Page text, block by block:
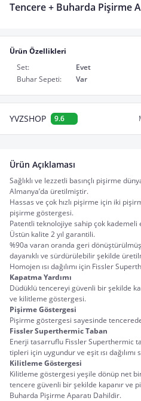
Tencere + Buharda Pişirme
Ürün Özellikleri
Set:
Evet
Buhar Sepeti:
Var
YVZSHOP 9.6
Ürün Açıklaması
Sağlıklı ve lezzetli basınçlı pişirme
Almanya’da üretilmiştir.
Hassas ve çok hızlı pişirme için iki
pişirme göstergesi.
Patentli teknolojiye sahip çok kademeli
Üstün kalite 2 yıl garantili.
%90a varan oranda geri
dayanıklı ve sürdürülebilir şekilde
Homojen ısı dağılımı için Fissler
Kapatma Yardımı
Düdüklü tencereyi güvenli bir şekilde
ve kilitleme göstergesi.
Pişirme Göstergesi
Pişirme göstergesi sayesinde
Fissler Superthermic Taban
Enerji tasarruflu Fissler Superthermic
tipleri için uygundur ve eşit ısı dağılımı
Kilitleme Göstergesi
Kilitleme göstergesi yeşile dönüp net
tencere güvenli bir şekilde kapanır ve
Buharda Pişirme Aparatı Dahildir.